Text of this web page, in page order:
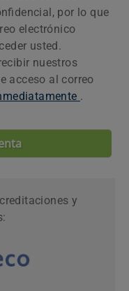
por lo que
electrónico
usted.
nuestros
acceso al correo
.
y